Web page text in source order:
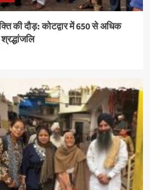
की दौड़: कोटद्वार में 650 से अधिक